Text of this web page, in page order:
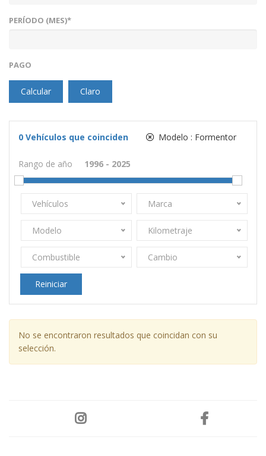
PERÍODO (MES)*
PAGO
Calcular Claro
0 Vehículos que coinciden Modelo : Formentor
Rango de año
Vehículos Marca
Modelo Kilometraje
Combustible Cambio
Reiniciar
No se encontraron resultados que coincidan con su
selección.